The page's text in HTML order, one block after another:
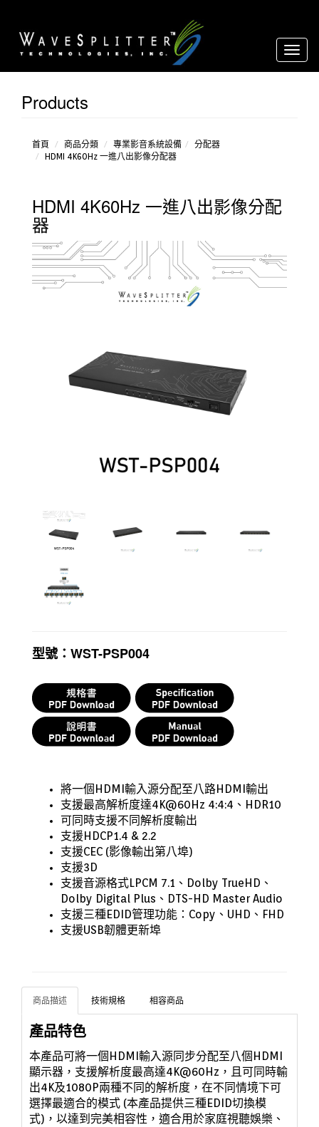
影像
延長
over
環境
控制設
Products
首頁 商品分類 專業影音系統設備
分配器
HDMI 4K60Hz 一進八出影像分配器
HDMI 4K60Hz 一進八出影像分配
器
型號：WST-PSP004
將一個HDMI輸入源分配至八路HDMI輸出
支援最高解析度達4K@60Hz 4:4:4、HDR10
可同時支援不同解析度輸出
支援HDCP1.4 & 2.2
支援CEC (影像輸出第八埠)
支援3D
支援音源格式LPCM 7.1、Dolby TrueHD、
Dolby Digital Plus、DTS-HD Master Audio
支援三種EDID管理功能：Copy、UHD、FHD
支援USB韌體更新埠
商品描述 技術規格 相容商品
產品特色
本產品可將一個HDMI輸入源同步分配至八個HDMI
顯示器， 支援解析度最高達4K@60Hz，且可同時輸
出4K及1080P兩種不同的解析度， 在不同情境下可
選擇最適合的模式 (本產品提供三種EDID切換模
式) ，以達到完美相容性，適合用於家庭視聽娛樂、